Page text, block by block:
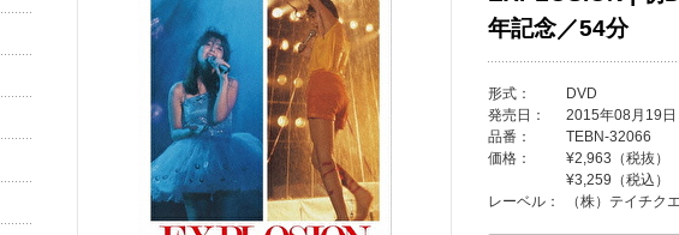
年記念／54分
形式：
DVD
発売日：
2015年08月19日
品番：
TEBN-32066
価格：
¥2,963（税抜）
¥3,259（税込）
レーベル：
（株）テイチク